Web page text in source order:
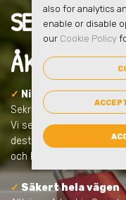
✓ Ni får en säker
Sekretesshantering
Vi ser till att allt sker
destruktion. Allt
och krav.
✓ Säkert hela vägen
also for analytics
enable or disable
our Cookie Policy